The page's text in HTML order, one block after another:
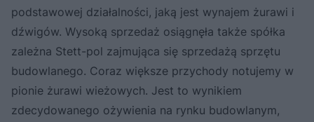
podstawowej działalności, jaką jest wynajem żurawi i
dźwigów. Wysoką sprzedaż osiągnęła także spółka
zależna Stett-pol zajmująca się sprzedażą sprzętu
budowlanego. Coraz większe przychody notujemy w
pionie żurawi wieżowych. Jest to wynikiem
zdecydowanego ożywienia na rynku budowlanym,